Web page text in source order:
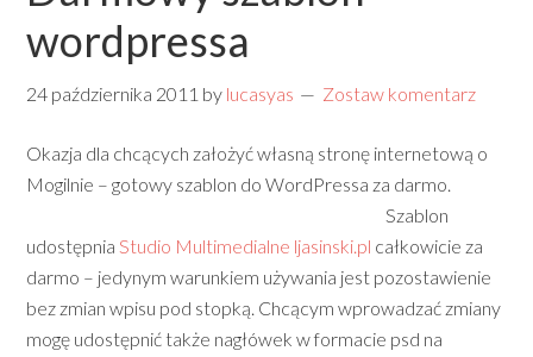
wordpressa
24 października 2011 by lucasyas Zostaw komentarz
Okazja dla chcących założyć własną stronę internetową o
Mogilnie – gotowy szablon do WordPressa za darmo.
Szablon
udostępniaStudio Multimedialne ljasinski.pl całkowicie za
darmo – jedynym warunkiem używania jest pozostawienie
bez zmian wpisu pod stopką. Chcącym wprowadzać zmiany
mogę udostępnić także nagłówek w formacie psd na